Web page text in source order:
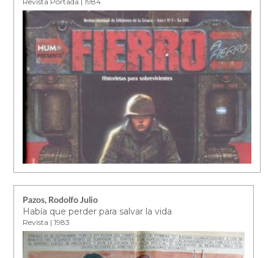
Pazos, Rodolfo Julio
Había que perder para salvar la vida
Revista | 1983